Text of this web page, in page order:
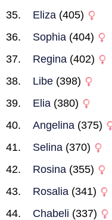
Eliza (405)
Sophia (404)
Regina (402)
Libe (398)
Elia (380)
Angelina (375)
Selina (370)
Rosina (355)
Rosalia (341)
Chabeli (337)